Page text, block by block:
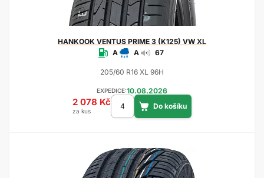
HANKOOK VENTUS PRIME 3 (K125) VW XL
A
A 67
205/60 R16 XL 96H
EXPEDICE:10.08.2026
2 078 Kč
za kus